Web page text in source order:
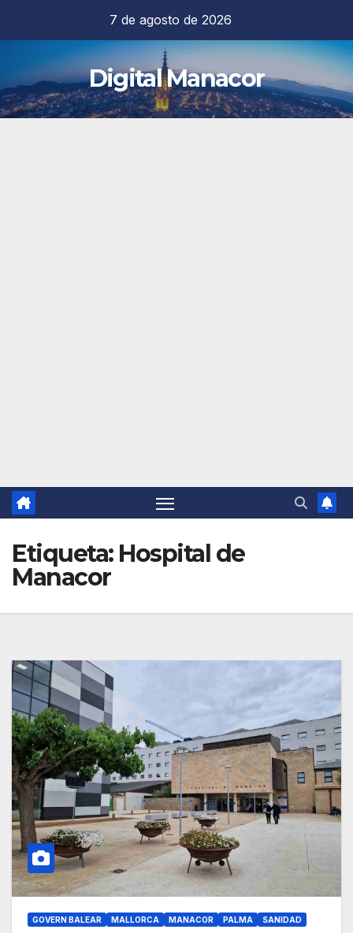
contenido
7 de agosto de 2026
Digital Manacor
Etiqueta: Hospital de
Manacor
GOVERN BALEAR MALLORCA MANACOR PALMA SANIDAD